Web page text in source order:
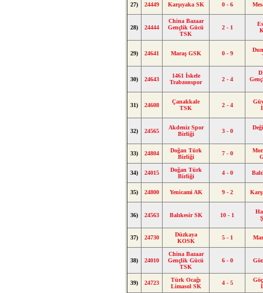
27) 24449 Karşıyaka SK 0 - 6
28) 24444
China Bazaar
Gençlik Gücü
TSK
2 - 1
29) 24641 Maraş GSK 0 - 9
30) 24643
1461 İskele
Trabzonspor
2 - 4
31) 24608
Çanakkale
TSK
2 - 4
32) 24565
Akdeniz Spor
Birliği
3 - 0
33) 24804
Doğan Türk
Birliği
7 - 0
34) 24015
Doğan Türk
Birliği
4 - 0
35) 24800 Yenicami AK 9 - 2
36) 24563 Balıkesir SK 10 - 1
37) 24730
Düzkaya
KOSK
5 - 1
38) 24010
China Bazaar
Gençlik Gücü
TSK
6 - 0
39) 24723
Türk Ocağı
Limasol SK
4 - 5